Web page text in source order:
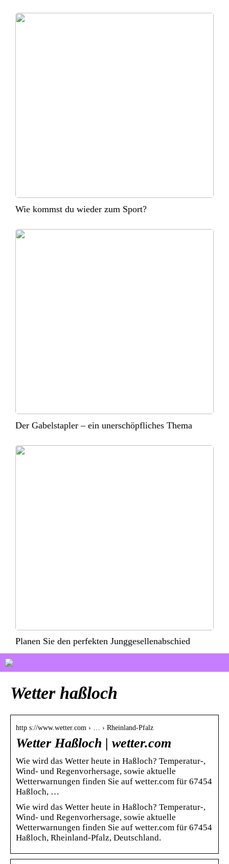
Wie kommst du wieder zum Sport?
Der Gabelstapler – ein unerschöpfliches Thema
Planen Sie den perfekten Junggesellenabschied
Wetter haßloch
http s://www.wetter.com › … › Rheinland-Pfalz
Wetter Haßloch | wetter.com
Wie wird das Wetter heute in Haßloch? Temperatur-,
Wind- und Regenvorhersage, sowie aktuelle
Wetterwarnungen finden Sie auf wetter.com für 67454
Haßloch, …
Wie wird das Wetter heute in Haßloch? Temperatur-,
Wind- und Regenvorhersage, sowie aktuelle
Wetterwarnungen finden Sie auf wetter.com für 67454
Haßloch, Rheinland-Pfalz, Deutschland.